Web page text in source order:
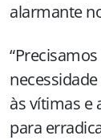
alarmante
às vítimas e
para